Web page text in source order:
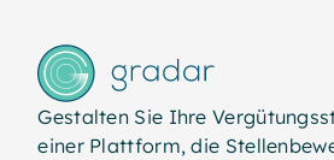
Gestalten Sie Ihre
einer Plattform, die